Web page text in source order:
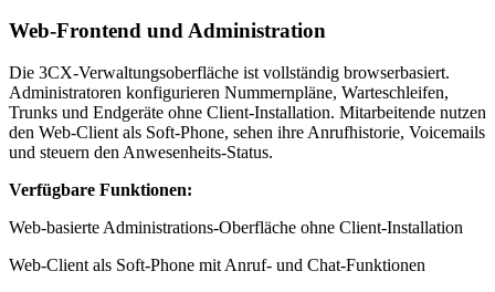
Web-Frontend und Administration
Die 3CX-Verwaltungsoberfläche ist vollständig browserbasiert.
Administratoren konfigurieren Nummernpläne, Warteschleifen,
Trunks und Endgeräte ohne Client-Installation. Mitarbeitende nutzen
den Web-Client als Soft-Phone, sehen ihre Anrufhistorie, Voicemails
und steuern den Anwesenheits-Status.
Verfügbare Funktionen:
Web-basierte Administrations-Oberfläche ohne Client-Installation
Web-Client als Soft-Phone mit Anruf- und Chat-Funktionen